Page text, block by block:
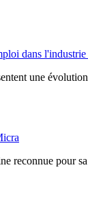
dans
une
reconnue pour